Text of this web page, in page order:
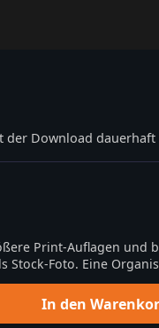
der Download
Print-Auflagen und
Stock-Foto. Eine
In den